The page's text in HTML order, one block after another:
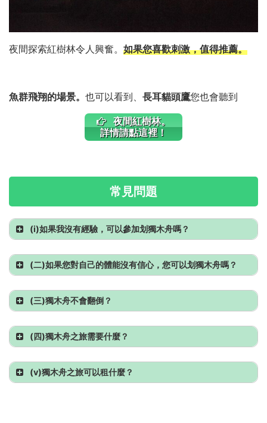
夜間探索紅樹林令人興奮。 如果您喜歡刺激，值得推薦。
魚群飛翔的場景。 也可以看到、 長耳貓頭鷹您也會聽到
夜間紅樹林。
詳情請點這裡！
常見問題
(i)如果我沒有經驗，可以參加划獨木舟嗎？
(二)如果您對自己的體能沒有信心，您可以划獨木舟嗎？
(三)獨木舟不會翻倒？
(四)獨木舟之旅需要什麼？
(v)獨木舟之旅可以租什麼？